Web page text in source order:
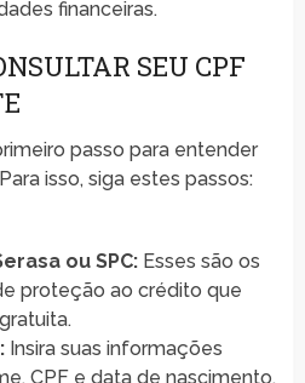
financeiras.
SEU CPF
passo para entender
isso, siga estes passos:
ou SPC:Esses são os
proteção ao crédito que
Insira suas informações
CPF e data de nascimento.